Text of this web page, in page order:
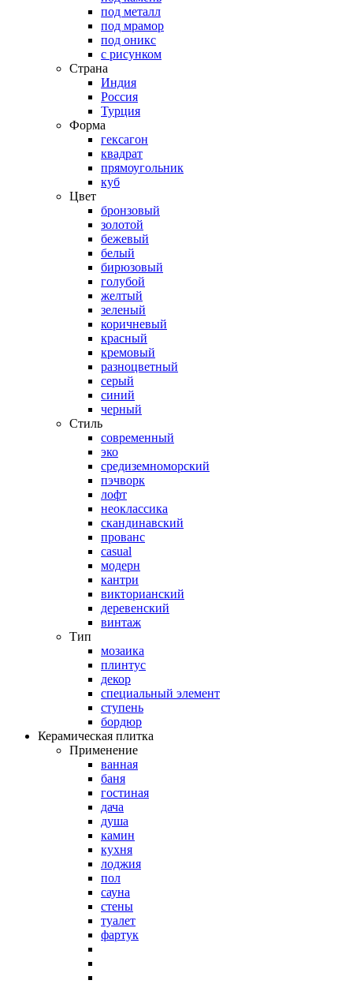
под металл
под мрамор
под оникс
с рисунком
Страна
Индия
Россия
Турция
Форма
гексагон
квадрат
прямоугольник
куб
Цвет
бронзовый
золотой
бежевый
белый
бирюзовый
голубой
желтый
зеленый
коричневый
красный
кремовый
разноцветный
серый
синий
черный
Стиль
современный
эко
средиземноморский
пэчворк
лофт
неоклассика
скандинавский
прованс
casual
модерн
кантри
викторианский
деревенский
винтаж
Тип
мозаика
плинтус
декор
специальный элемент
ступень
бордюр
Керамическая плитка
Применение
ванная
баня
гостиная
дача
душа
камин
кухня
лоджия
пол
сауна
стены
туалет
фартук